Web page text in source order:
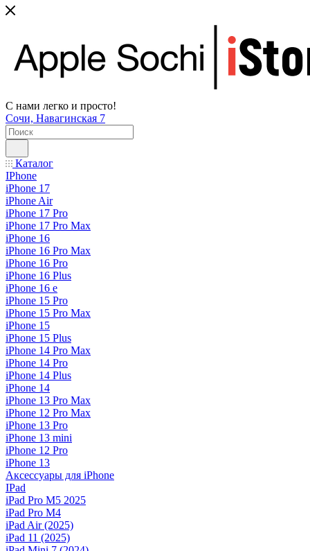
С нами легко и просто!
Сочи, Навагинская 7
Каталог
IPhone
iPhone 17
iPhone Air
iPhone 17 Pro
iPhone 17 Pro Max
iPhone 16
iPhone 16 Pro Max
iPhone 16 Pro
iPhone 16 Plus
iPhone 16 e
iPhone 15 Pro
iPhone 15 Pro Max
iPhone 15
iPhone 15 Plus
iPhone 14 Pro Max
iPhone 14 Pro
iPhone 14 Plus
iPhone 14
iPhone 13 Pro Max
iPhone 12 Pro Max
iPhone 13 Pro
iPhone 13 mini
iPhone 12 Pro
iPhone 13
Аксессуары для iPhone
IPad
iPad Pro M5 2025
iPad Pro M4
iPad Air (2025)
iPad 11 (2025)